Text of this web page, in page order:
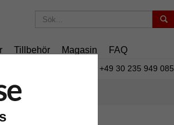
Tillbehör Magasin FAQ
+49 30 235 949 085